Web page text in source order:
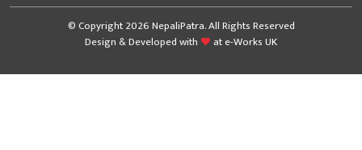
© Copyright 2026 NepaliPatra. All Rights Reserved
Design & Developed with
ate-Works UK